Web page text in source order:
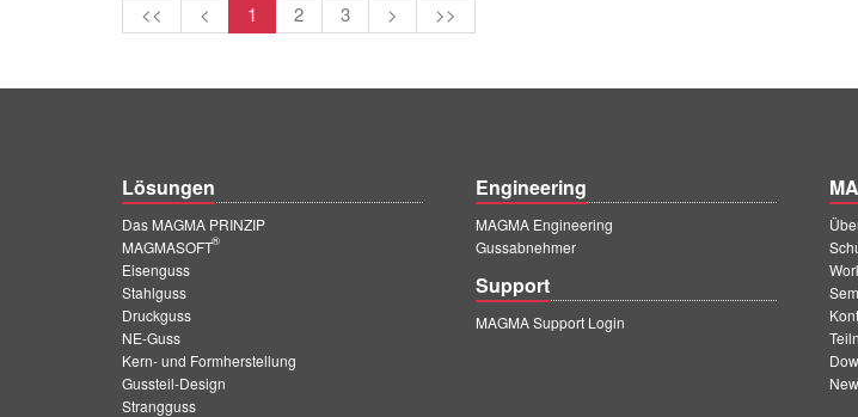
<< < 1 2 3 > >>
Lösungen
Das MAGMA PRINZIP
MAGMASOFT
®
Eisenguss
Stahlguss
Druckguss
NE-Guss
Kern- und Formherstellung
Gussteil-Design
Strangguss
Engineering
MAGMA Engineering
Gussabnehmer
Support
MAGMA Support Login